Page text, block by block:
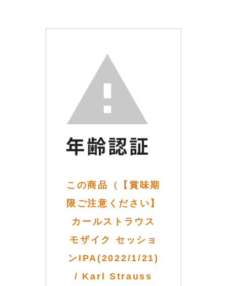
この商品（【賞味期
限ご注意ください】
カールストラウス
モザイク セッショ
ンIPA(2022/1/21)
/ Karl Strauss